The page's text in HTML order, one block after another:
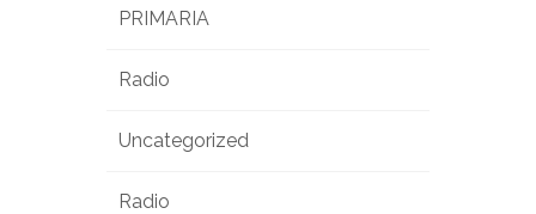
PRIMARIA
Radio
Uncategorized
Radio